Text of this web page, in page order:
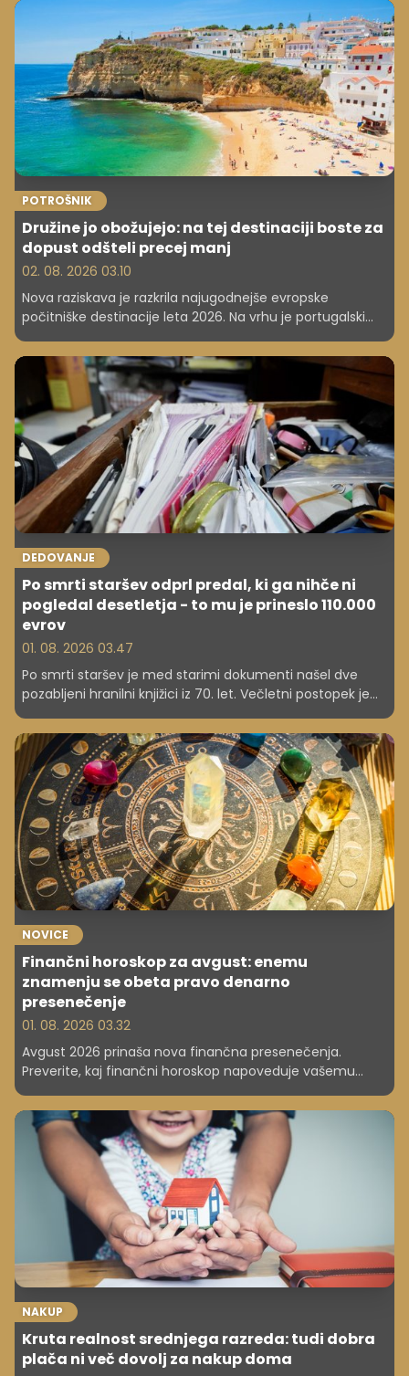
POTROŠNIK
Družine jo obožujejo: na tej destinaciji boste za
dopust odšteli precej manj
02. 08. 2026 03.10
Nova raziskava je razkrila najugodnejše evropske
počitniške destinacije leta 2026. Na vrhu je portugalski
osebi pa manj kot 25 evrov.
DEDOVANJE
Po smrti staršev odprl predal, ki ga nihče ni
pogledal desetletja - to mu je prineslo 110.000
evrov
01. 08. 2026 03.47
Po smrti staršev je med starimi dokumenti našel dve
pozabljeni hranilni knjižici iz 70. let. Večletni postopek je
NOVICE
Finančni horoskop za avgust: enemu
znamenju se obeta pravo denarno
presenečenje
01. 08. 2026 03.32
Avgust 2026 prinaša nova finančna presenečenja.
Preverite, kaj finančni horoskop napoveduje vašemu
znamenju, komu se obeta napredovanje, komu dodatni
prihodki in kdo mora bolj paziti na stroške.
NAKUP
Kruta realnost srednjega razreda: tudi dobra
plača ni več dovolj za nakup doma